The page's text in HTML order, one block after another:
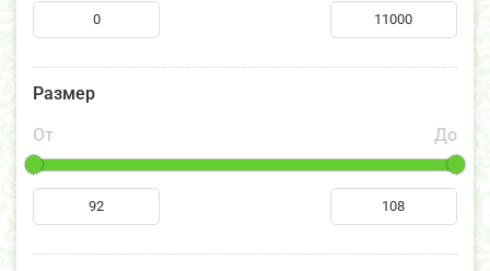
Размер
От
До